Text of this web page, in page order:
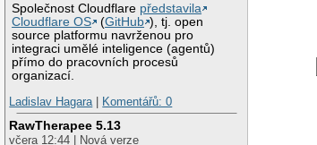
Společnost Cloudflare představila
Cloudflare OS
(GitHub ), tj. open
source platformu navrženou pro
integraci umělé inteligence (agentů)
přímo do pracovních procesů
organizací.
Ladislav Hagara| Komentářů: 0
RawTherapee 5.13
včera 12:44 | Nová verze